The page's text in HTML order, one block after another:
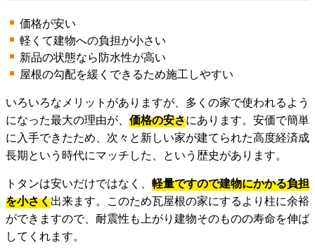
価格が安い
軽くて建物への負担が小さい
新品の状態なら防水性が高い
屋根の勾配を緩くできるため施工しやすい
いろいろなメリットがありますが、多くの家で使われるよう
になった最大の理由が、 価格の安さにあります。安価で簡単
に入手できたため、次々と新しい家が建てられた高度経済成
長期という時代にマッチした、という歴史があります。
トタンは安いだけではなく、 軽量ですので建物にかかる負担
を小さく出来ます。このため瓦屋根の家にするより柱に余裕
ができますので、耐震性も上がり建物そのものの寿命を伸ば
してくれます。